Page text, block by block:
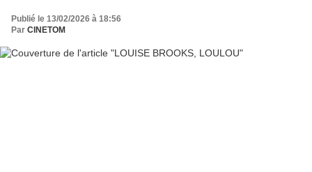
Publié le 13/02/2026 à 18:56
Par CINETOM